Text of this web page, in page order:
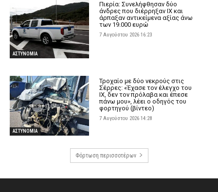
ΑΣΤΥΝΟΜΙΑ
Πιερία: Συνελήφθησαν δύο
άνδρες που διέρρηξαν ΙΧ και
άρπαξαν αντικείμενα αξίας άνω
των 19.000 ευρώ
7 Αυγούστου 2026 16:23
ΑΣΤΥΝΟΜΙΑ
Τροχαίο με δύο νεκρούς στις
Σέρρες: «Έχασε τον έλεγχο του
ΙΧ, δεν τον πρόλαβα και έπεσε
πάνω μου», λέει ο οδηγός του
φορτηγού (βίντεο)
7 Αυγούστου 2026 14:28
Φόρτωση περισσοτέρων